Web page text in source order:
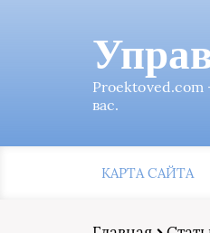
Proektoved.com
вас.
КАРТА САЙТА